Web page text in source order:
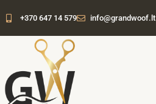
prie
turinio
+370 647 14 579 info@grandwoof.lt